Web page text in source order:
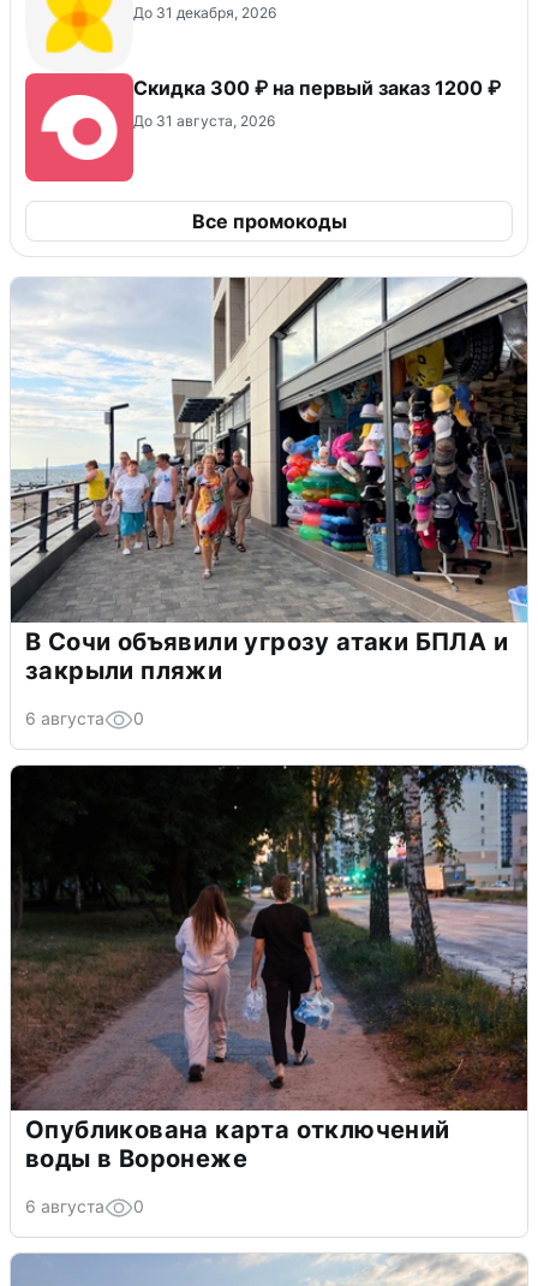
До 31 декабря, 2026
Скидка 300 ₽ на первый заказ 1200 ₽
До 31 августа, 2026
Все промокоды
В Сочи объявили угрозу атаки БПЛА и
закрыли пляжи
6 августа 0
Опубликована карта отключений
воды в Воронеже
6 августа 0